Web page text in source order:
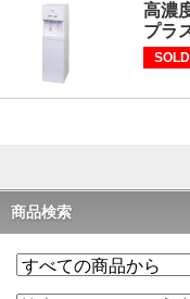
高濃
プラ
商品検索